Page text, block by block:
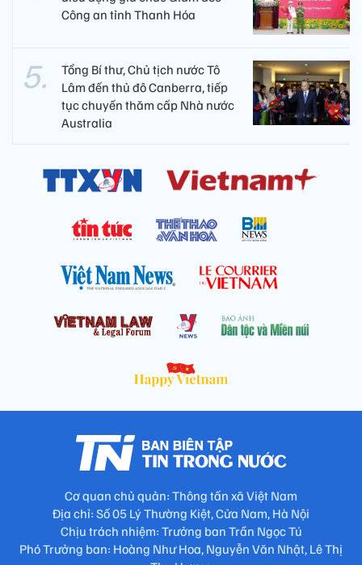
Công an tỉnh Thanh Hóa
Tổng Bí thư, Chủ tịch nước Tô
Lâm đến thủ đô Canberra, tiếp
tục chuyến thăm cấp Nhà nước
Australia
Cơ quan chủ quản: Thông tấn xã Việt Nam
Địa chỉ: Số 05 Lý Thường Kiệt, Cửa Nam, Hà Nội
Chịu trách nhiệm: Trưởng ban Trần Ngọc Tú
Phó Trưởng ban: Hoàng Như Hoa, Nguyễn Văn Nhật, Lê Thị